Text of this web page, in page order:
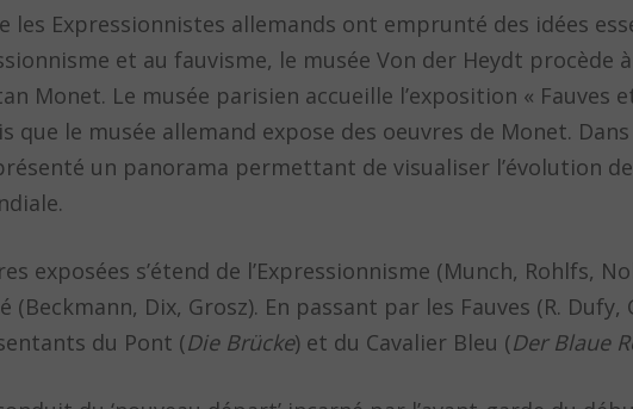
Expressionnistes allemands ont emprunté des idées
et au fauvisme, le musée Von der Heydt procède
Monet. Le musée parisien accueille l’exposition « Fauves
que le musée allemand expose des oeuvres de Monet.
un panorama permettant de visualiser l’évolution
exposées s’étend de l’Expressionnisme (Munch, Rohlfs,
Dix, Grosz). En passant par les Fauves (R. Dufy,
du Pont (Die Brücke) et du Cavalier Bleu (Der Blaue